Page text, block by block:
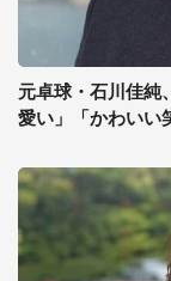
元卓球・石川佳純
愛い」「かわいい